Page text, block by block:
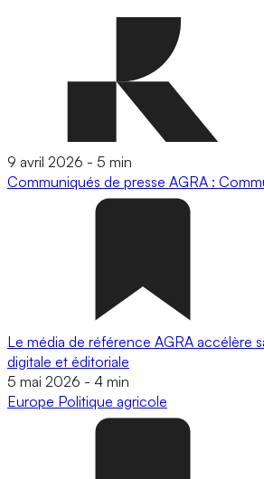
9 avril 2026 - 5 min
Communiqués de presse AGRA :
Le média de référence AGRA accélère
digitale et éditoriale
5 mai 2026 - 4 min
Europe Politique agricole